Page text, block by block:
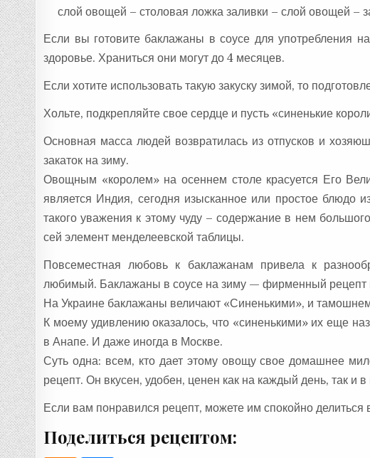
слой овощей – столовая ложка заливки – слой овощей –
Если вы готовите баклажаны в соусе для употребления
здоровье. Храниться они могут до 4 месяцев.
Если хотите использовать такую закуску зимой, то
Хольте, подкрепляйте свое сердце и пусть «синенькие
Основная масса людей возвратилась из отпусков и
закаток на зиму.
Овощным «королем» на осеннем столе красуется Его
является Индия, сегодня изысканное или простое блюдо
такого уважения к этому чуду – содержание в нем
сей элемент менделеевской таблицы.
Повсеместная любовь к баклажанам привела к
любимый. Баклажаны в соусе на зиму — фирменный рецепт
На Украине баклажаны величают «Синенькими», и
К моему удивлению оказалось, что «синенькими» их еще
в Анапе. И даже иногда в Москве.
Суть одна: всем, кто дает этому овощу свое домашнее
рецепт. Он вкусен, удобен, ценен как на каждый день, так и
Если вам понравился рецепт, можете им спокойно делиться
Поделиться рецептом: